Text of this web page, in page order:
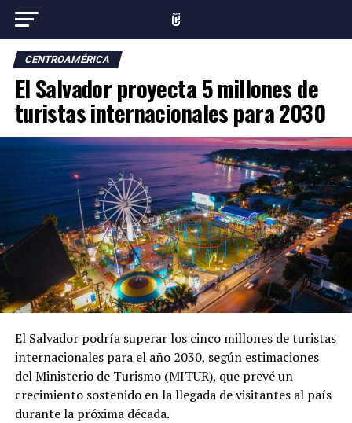
CENTROAMÉRICA
El Salvador proyecta 5 millones de
turistas internacionales para 2030
El Salvador podría superar los cinco millones de turistas
internacionales para el año 2030, según estimaciones
del Ministerio de Turismo (MITUR), que prevé un
crecimiento sostenido en la llegada de visitantes al país
durante la próxima década.